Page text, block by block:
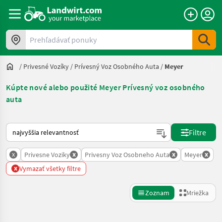
Prehľadávať ponuky
/ Privesné Vozíky / Prívesný Voz Osobného Auta / Meyer
Kúpte nové alebo použité Meyer Prívesný voz osobného
auta
Takto sa vykonáva triedenie na Landwirt.com
Filtre
x Privesne Voziky x Privesny Voz Osobneho Auta x Meyer x
x Vymazať všetky filtre
Zoznam Mriežka